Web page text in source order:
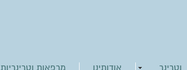
וטרינר אודותינו מרפאות וטרינריות